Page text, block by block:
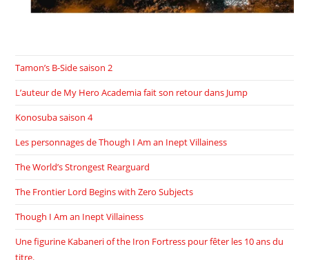
Tamon’s B-Side saison 2
L’auteur de My Hero Academia fait son retour dans Jump
Konosuba saison 4
Les personnages de Though I Am an Inept Villainess
The World’s Strongest Rearguard
The Frontier Lord Begins with Zero Subjects
Though I Am an Inept Villainess
Une figurine Kabaneri of the Iron Fortress pour fêter les 10 ans du
titre.